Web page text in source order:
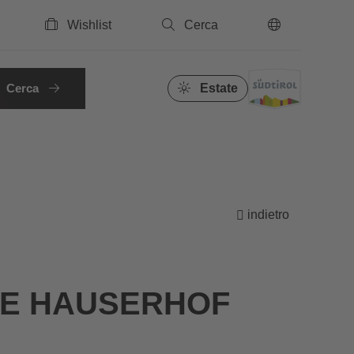
Wishlist Cerca
Cerca Estate
indietro
HAUSERHOF